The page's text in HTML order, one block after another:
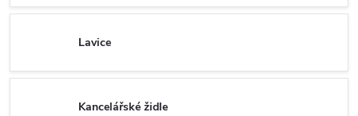
Lavice
Kancelářské židle